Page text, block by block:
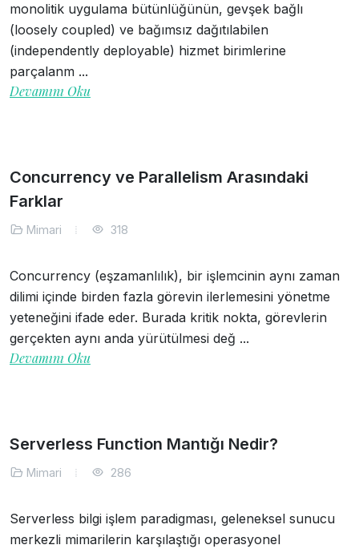
monolitik uygulama bütünlüğünün, gevşek bağlı
(loosely coupled) ve bağımsız dağıtılabilen
(independently deployable) hizmet birimlerine
parçalanm ...
Devamını Oku
Concurrency ve Parallelism Arasındaki
Farklar
Mimari 318
Concurrency (eşzamanlılık), bir işlemcinin aynı zaman
dilimi içinde birden fazla görevin ilerlemesini yönetme
yeteneğini ifade eder. Burada kritik nokta, görevlerin
gerçekten aynı anda yürütülmesi değ ...
Devamını Oku
Serverless Function Mantığı Nedir?
Mimari 286
Serverless bilgi işlem paradigması, geleneksel sunucu
merkezli mimarilerin karşılaştığı operasyonel